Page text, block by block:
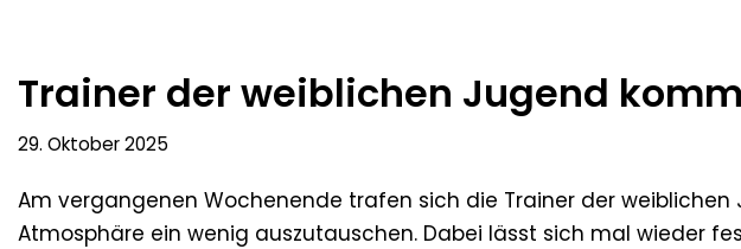
Trainer der weiblichen Jugend
29. Oktober 2025
Am vergangenen Wochenende trafen sich die Trainer der
Atmosphäre ein wenig auszutauschen. Dabei lässt sich mal wieder